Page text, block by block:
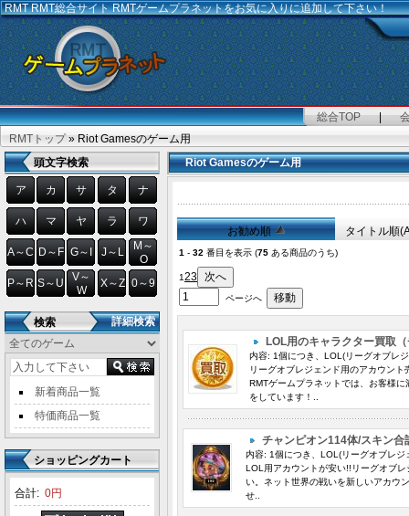
RMTRMT総合サイト RMTゲームプラネットをお気に入りに追加して下さい！
総合TOP |
RMTトップ » Riot Gamesのゲーム用
頭文字検索
ア カ サ タ ナ
ハ マ ヤ ラ ワ
A～C D～F G～I J～L
M～
O
P～R S～U
V～
W
X～Z 0～9
検索 詳細検索
新着商品一覧
特価商品一覧
ショッピングカート
合計: 0円
Riot Gamesのゲーム用
お勧め順 タイトル順
1 - 32 番目を表示 (75 ある商品のうち)
123
ページへ
LOL用のキャラクター買取
内容: 1個につき、LOL(リーグオブレ
リーグオブレジェンド用のアカウン
RMTゲームプラネットでは、お客様
をしています！..
チャンピオン114体/スキン
内容: 1個につき、LOL(リーグオブレ
LOL用アカウントが安い!!リーグオブ
い。ネット世界の戦いを新しいアカウ
せ..